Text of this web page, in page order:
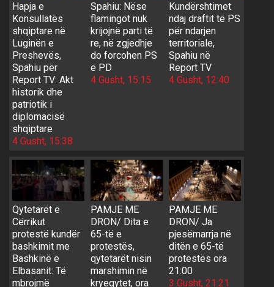
Hapja e
Konsullatës
shqiptare në
Luginën e
Preshevës,
Spahiu për
Report TV: Akt
historik dhe
patriotik i
diplomacisë
shqiptare
4 Gusht, 15:38
Spahiu: Nëse
flamingot nuk
krijojnë parti të
re, në zgjedhje
do forcohen PS
e PD
4 Gusht, 15:15
Kundërshtimet
ndaj draftit të PS
për ndarjen
territoriale,
Spahiu në
Report TV
4 Gusht, 12:40
Qytetarët e
Cërrikut
protestë kundër
bashkimit me
Bashkinë e
Elbasanit: Të
mbrojmë
PAMJE ME
DRON/ Dita e
65-të e
protestës,
qytetarët nisin
marshimin në
kryeqytet, ora
PAMJE ME
DRON/ Ja
pjesëmarrja në
ditën e 65-të
protestës ora
21:00
3 Gusht, 21:21